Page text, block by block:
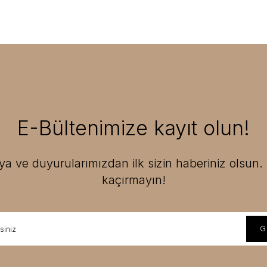
E-Bültenimize kayıt olun!
ve duyurularımızdan ilk sizin haberiniz olsun.
kaçırmayın!